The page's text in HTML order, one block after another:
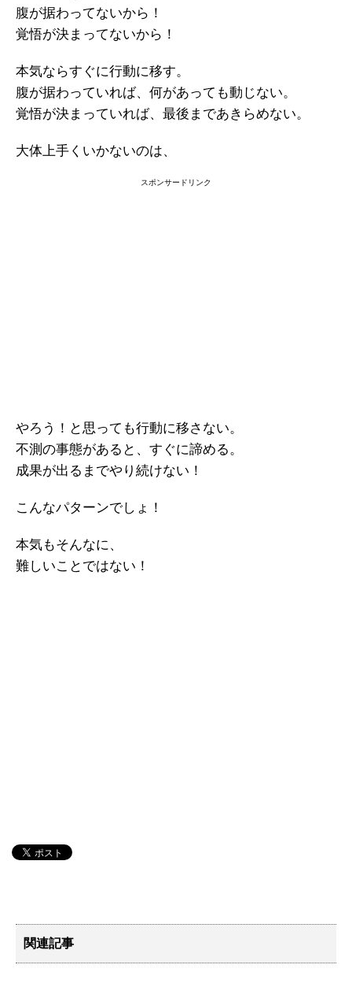
腹が据わってないから！
覚悟が決まってないから！
本気ならすぐに行動に移す。
腹が据わっていれば、何があっても動じない。
覚悟が決まっていれば、最後まであきらめない。
大体上手くいかないのは、
スポンサードリンク
やろう！と思っても行動に移さない。
不測の事態があると、すぐに諦める。
成果が出るまでやり続けない！
こんなパターンでしょ！
本気もそんなに、
難しいことではない！
関連記事